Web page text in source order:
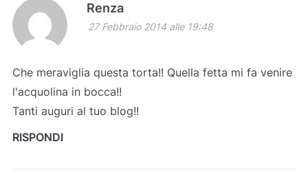
Renza
27 Febbraio 2014 alle 19:48
Che meraviglia questa torta!! Quella fetta mi fa venire
l'acquolina in bocca!!
Tanti auguri al tuo blog!!
RISPONDI